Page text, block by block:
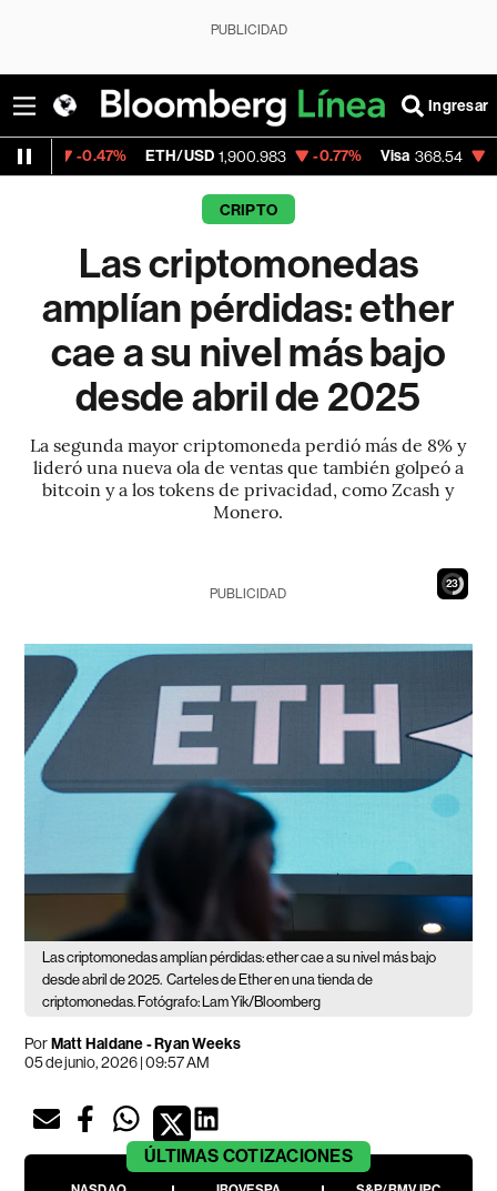
PUBLICIDAD
Ingresar
ETH/USD 1,900.983 -0.77% Visa 368.54 -0.28%
CRIPTO
Las criptomonedas
amplían pérdidas: ether
cae a su nivel más bajo
desde abril de 2025
La segunda mayor criptomoneda perdió más de 8% y
lideró una nueva ola de ventas que también golpeó a
bitcoin y a los tokens de privacidad, como Zcash y
Monero.
22
PUBLICIDAD
Las criptomonedas amplían pérdidas: ether cae a su nivel más bajo
desde abril de 2025. Carteles de Ether en una tienda de
criptomonedas. Fotógrafo: Lam Yik/Bloomberg
PorMatt Haldane - Ryan Weeks
05 de junio, 2026 | 09:57 AM
ÚLTIMAS COTIZACIONES